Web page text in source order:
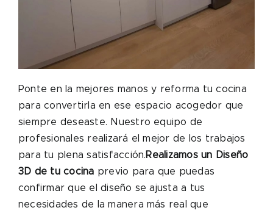
Ponte en la mejores manos y reforma tu cocina
para convertirla en ese espacio acogedor que
siempre deseaste. Nuestro equipo de
profesionales realizará el mejor de los trabajos
para tu plena satisfacción.Realizamos un Diseño
3D de tu cocina previo para que puedas
confirmar que el diseño se ajusta a tus
necesidades de la manera más real que